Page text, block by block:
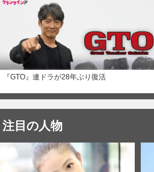
『GTO』連ドラが28年ぶり復活
注目の人物